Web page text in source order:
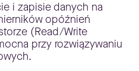
i zapisie danych na
opóźnień
(Read/Write
przy rozwiązywaniu